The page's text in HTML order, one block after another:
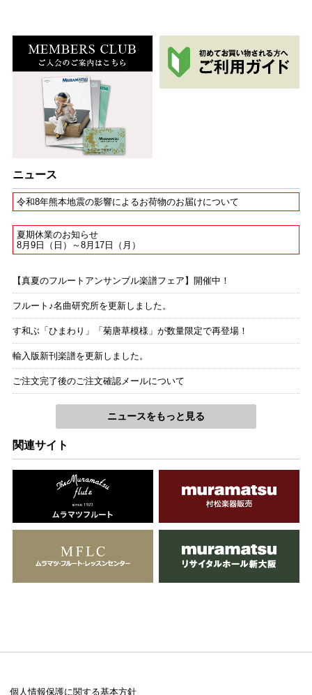
ニュース
令和8年熊本地震の影響によるお荷物のお届けについて
夏期休業のお知らせ
8月9日（日）～8月17日（月）
【真夏のフルートアンサンブル楽譜フェア】開催中！
フルート♪名曲研究所を更新しました。
す和ぶ「ひまわり」「菊唐草模様」が数量限定で再登場！
輸入版新刊楽譜を更新しました。
ご注文完了後のご注文確認メールについて
ニュースをもっと見る
関連サイト
個人情報保護に関する基本方針